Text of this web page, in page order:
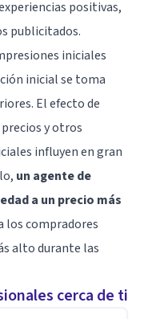
positivas,
publicitados.
iniciales
inicial se toma
El efecto de
y otros
influyen en gran
un agente de
a un precio más
los compradores
alto durante las
cerca de ti